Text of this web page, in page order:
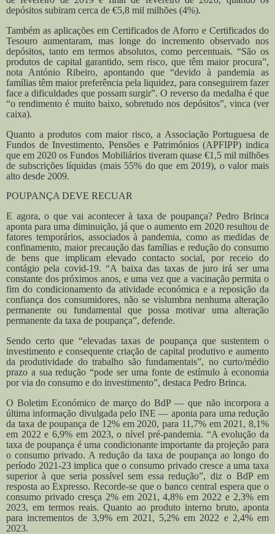
depósitos subiram cerca de €5,8 mil milhões (4%).
Também as aplicações em Certificados de Aforro e Certificados do
Tesouro aumentaram, mas longe do incremento observado nos
depósitos, tanto em termos absolutos, como percentuais. “São os
produtos de capital garantido, sem risco, que têm maior procura”,
nota António Ribeiro, apontando que “devido à pandemia as
famílias têm maior preferência pela liquidez, para conseguirem fazer
face a dificuldades que possam surgir”. O reverso da medalha é que
“o rendimento é muito baixo, sobretudo nos depósitos”, vinca (ver
caixa).
Quanto a produtos com maior risco, a Associação Portuguesa de
Fundos de Investimento, Pensões e Patrimónios (APFIPP) indica
que em 2020 os Fundos Mobiliários tiveram quase €1,5 mil milhões
de subscrições líquidas (mais 55% do que em 2019), o valor mais
alto desde 2009.
POUPANÇA DEVE RECUAR
E agora, o que vai acontecer à taxa de poupança? Pedro Brinca
aponta para uma diminuição, já que o aumento em 2020 resultou de
fatores temporários, associados à pandemia, como as medidas de
confinamento, maior precaução das famílias e redução do consumo
de bens que implicam elevado contacto social, por receio do
contágio pela covid-19. “A baixa das taxas de juro irá ser uma
constante dos próximos anos, e uma vez que a vacinação permita o
fim do condicionamento da atividade económica e a reposição da
confiança dos consumidores, não se vislumbra nenhuma alteração
permanente ou fundamental que possa motivar uma alteração
permanente da taxa de poupança”, defende.
Sendo certo que “elevadas taxas de poupança que sustentem o
investimento e consequente criação de capital produtivo e aumento
da produtividade do trabalho são fundamentais”, no curto/médio
prazo a sua redução “pode ser uma fonte de estímulo à economia
por via do consumo e do investimento”, destaca Pedro Brinca.
O Boletim Económico de março do BdP — que não incorpora a
última informação divulgada pelo INE — aponta para uma redução
da taxa de poupança de 12% em 2020, para 11,7% em 2021, 8,1%
em 2022 e 6,9% em 2023, o nível pré-pandemia. “A evolução da
taxa de poupança é uma condicionante importante da projeção para
o consumo privado. A redução da taxa de poupança ao longo do
período 2021-23 implica que o consumo privado cresce a uma taxa
superior à que seria possível sem essa redução”, diz o BdP em
resposta ao Expresso. Recorde-se que o banco central espera que o
consumo privado cresça 2% em 2021, 4,8% em 2022 e 2,3% em
2023, em termos reais. Quanto ao produto interno bruto, aponta
para incrementos de 3,9% em 2021, 5,2% em 2022 e 2,4% em
2023.